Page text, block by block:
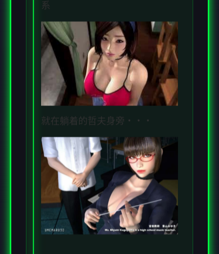
系
就在躺着的哲夫身旁・・・